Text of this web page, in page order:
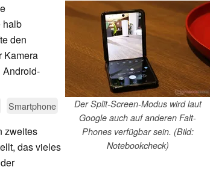
Der Split-Screen-Modus wird laut
Google auch auf anderen Falt-
Phones verfügbar sein. (Bild:
Notebookcheck)
halb
den
Kamera
Android-
Smartphone
zweites
das vieles